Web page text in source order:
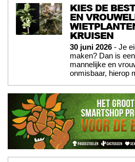
KIES DE
EN
KRUISEN
30 juni 2026 - Je
maken? Dan is
mannelijke en
onmisbaar, hierop